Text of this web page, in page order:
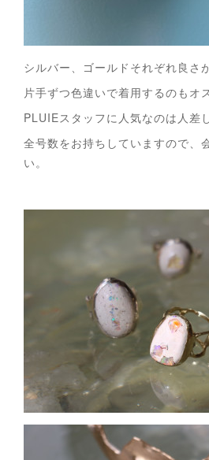
シルバー、ゴールドそれぞれ良さ
片手ずつ色違いで着用するのもオ
PLUIEスタッフに人気なのは人差
全号数をお持ちしていますので、
い。